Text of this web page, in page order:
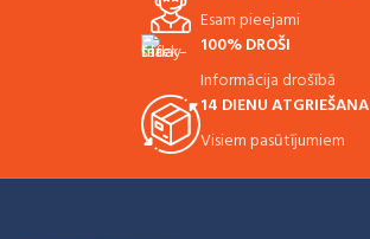
Esam pieejami
100% DROŠI
Informācija drošībā
14 DIENU ATGRIEŠANA
Visiem pasūtījumiem